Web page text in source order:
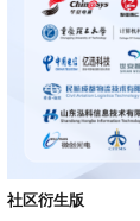
社区衍生版